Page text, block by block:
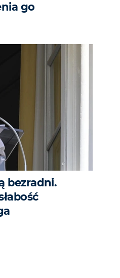
go
bezradni.